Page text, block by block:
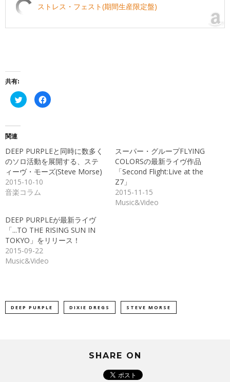
ストレス・フェスト(期間生産限定盤)
共有:
ク
リ
共
有
(新
し
い
ウ
ィ
ン
ド
き
ま
す)
Facebook
で
ク
リ
ッ
ク
し
て
い
ウ
ィ
ン
ド
で
開
関連
DEEP PURPLEと同時に数多く
のソロ活動を展開する、ステ
ィーヴ・モーズ(Steve Morse)
2015-10-10
音楽コラム
スーパー・グループFLYING
COLORSの最新ライヴ作品
「Second Flight:Live at the
Z7」
2015-11-15
Music&Video
DEEP PURPLEが最新ライヴ
「...TO THE RISING SUN IN
TOKYO」をリリース！
2015-09-22
Music&Video
DEEP PURPLE DIXIE DREGS STEVE MORSE
SHARE ON